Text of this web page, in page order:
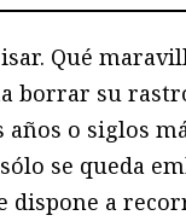
Qué
borrar su
años o siglos
se queda
dispone a